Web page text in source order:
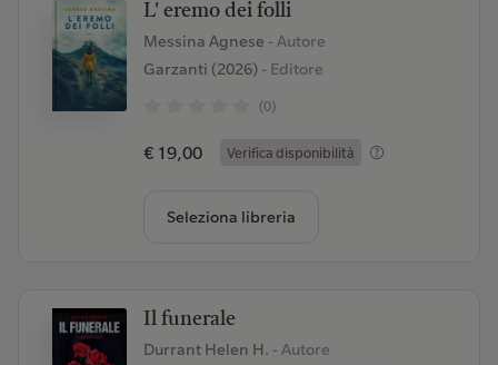
L' eremo dei folli
Messina Agnese - Autore
Garzanti (2026)- Editore
(0)
€ 19,00 Verifica disponibilità
Seleziona libreria
Il funerale
Durrant Helen H. - Autore